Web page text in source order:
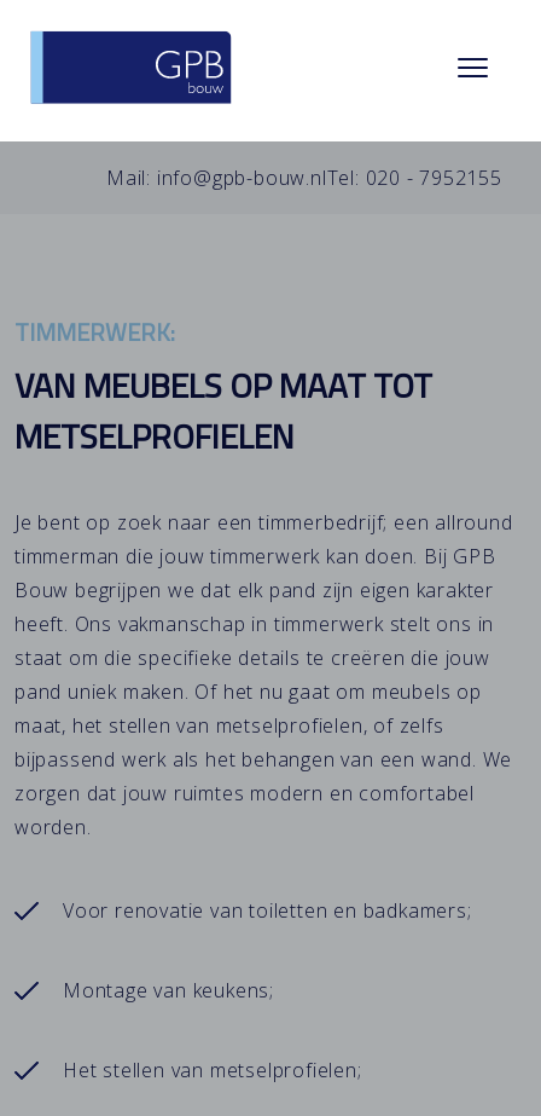
Mail: info@gpb-bouw.nlTel: 020 - 7952155
TIMMERWERK:
VAN MEUBELS OP MAAT TOT
METSELPROFIELEN
Je bent op zoek naar een timmerbedrijf; een allround
timmerman die jouw timmerwerk kan doen. Bij GPB
Bouw begrijpen we dat elk pand zijn eigen karakter
heeft. Ons vakmanschap in timmerwerk stelt ons in
staat om die specifieke details te creëren die jouw
pand uniek maken. Of het nu gaat om meubels op
maat, het stellen van metselprofielen, of zelfs
bijpassend werk als het behangen van een wand. We
zorgen dat jouw ruimtes modern en comfortabel
worden.
Voor renovatie van toiletten en badkamers;
Montage van keukens;
Het stellen van metselprofielen;